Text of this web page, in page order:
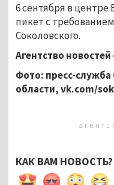
6 сентября в центре
пикет с
Соколовского.
Агентство
Фото: пресс-
области, vk.com/
КАК ВАМ НОВОСТЬ?